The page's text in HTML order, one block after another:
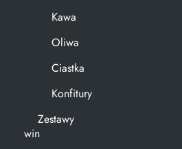
Kawa
Oliwa
Ciastka
Konfitury
Zestawy
win